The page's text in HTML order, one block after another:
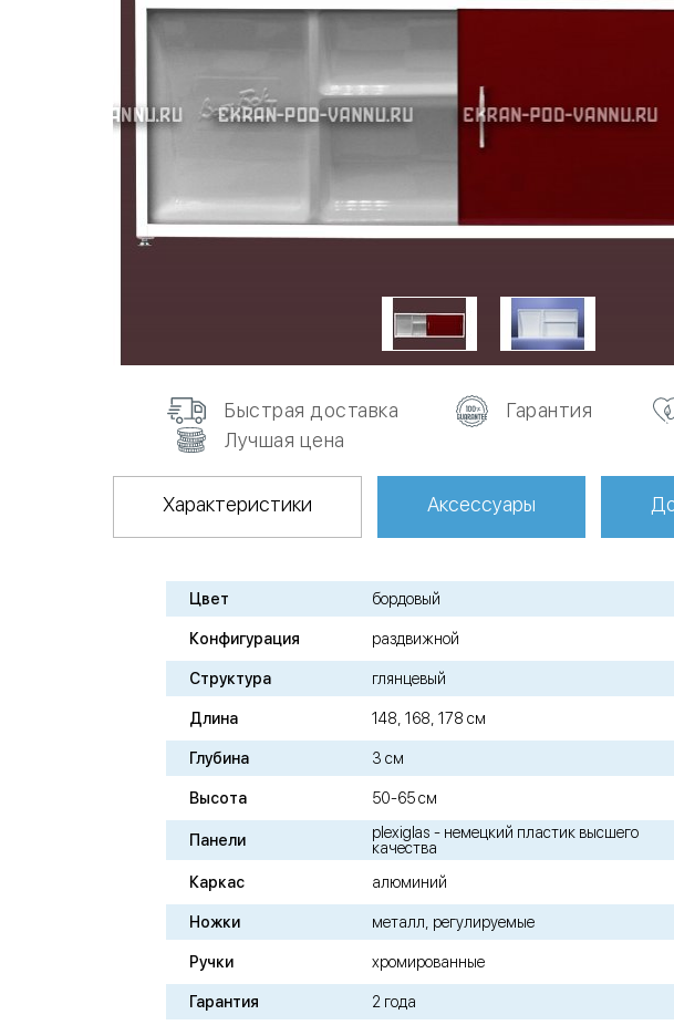
Быстрая доставка Гарантия
Лучшая цена
Характеристики Аксессуары
Цвет бордовый
Конфигурация раздвижной
Структура глянцевый
Длина 148, 168, 178 см
Глубина 3 см
Высота 50-65 см
Панели
plexiglas - немецкий пластик высшего
качества
Каркас
алюминий
Ножки металл, регулируемые
Ручки хромированные
Гарантия 2 года